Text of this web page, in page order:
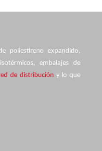
poliestireno expandido,
embalajes de
de distribución y lo que